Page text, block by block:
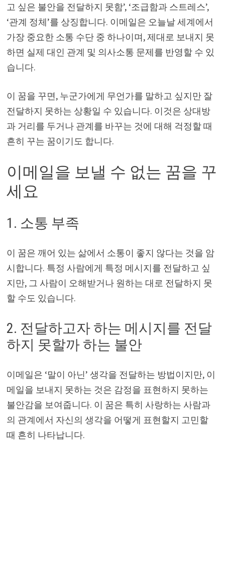
고 싶은 불안을 전달하지 못함’, ‘조급함과 스트레스’,
‘관계 정체’를 상징합니다. 이메일은 오늘날 세계에서
가장 중요한 소통 수단 중 하나이며, 제대로 보내지 못
하면 실제 대인 관계 및 의사소통 문제를 반영할 수 있
습니다.
이 꿈을 꾸면, 누군가에게 무언가를 말하고 싶지만 잘
전달하지 못하는 상황일 수 있습니다. 이것은 상대방
과 거리를 두거나 관계를 바꾸는 것에 대해 걱정할 때
흔히 꾸는 꿈이기도 합니다.
이메일을 보낼 수 없는 꿈을 꾸
세요
1. 소통 부족
이 꿈은 깨어 있는 삶에서 소통이 좋지 않다는 것을 암
시합니다. 특정 사람에게 특정 메시지를 전달하고 싶
지만, 그 사람이 오해받거나 원하는 대로 전달하지 못
할 수도 있습니다.
2. 전달하고자 하는 메시지를 전달
하지 못할까 하는 불안
이메일은 ‘말이 아닌’ 생각을 전달하는 방법이지만, 이
메일을 보내지 못하는 것은 감정을 표현하지 못하는
불안감을 보여줍니다. 이 꿈은 특히 사랑하는 사람과
의 관계에서 자신의 생각을 어떻게 표현할지 고민할
때 흔히 나타납니다.